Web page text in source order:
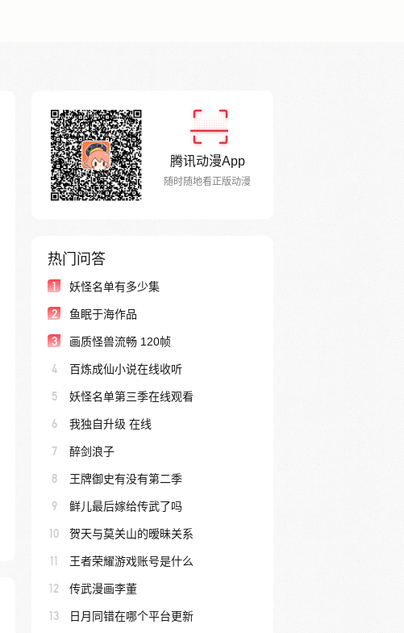
腾讯动漫App
随时随地看正版动漫
热门问答
1 妖怪名单有多少集
2 鱼眠于海作品
3 画质怪兽流畅 120帧
4 百炼成仙小说在线收听
5 妖怪名单第三季在线观看
6 我独自升级 在线
7 醉剑浪子
8 王牌御史有没有第二季
9 鲜儿最后嫁给传武了吗
10 贺天与莫关山的暧昧关系
11 王者荣耀游戏账号是什么
12 传武漫画李董
13 日月同错在哪个平台更新